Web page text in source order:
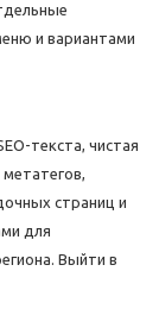
и вариантами
текста, чистая
страниц и
для
Выйти в